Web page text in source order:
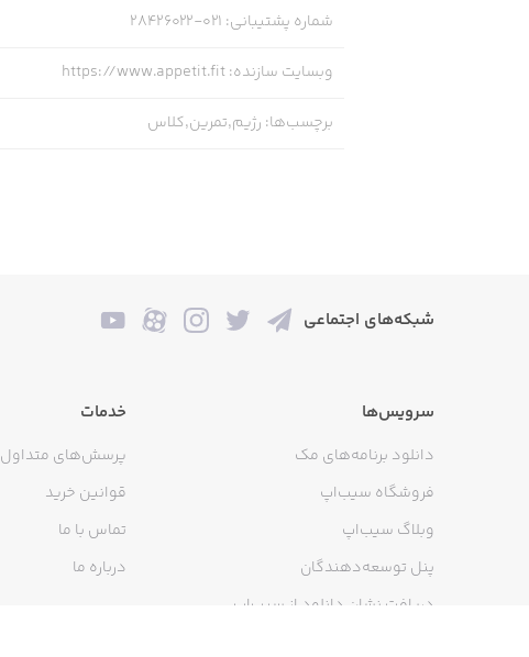
شماره پشتیبانی:
021-28426022
وبسایت سازنده:
https://www.appetit.fit
برچسب‌ها: رژیم,تمرین,کلاس
شبکه‌های اجتماعی
سرویس‌ها
دانلود برنامه‌های مک
فروشگاه سیب‌اپ
وبلاگ سیب‌اپ
پنل توسعه‌دهندگان
دریافت نشان دانلود از سیب‌اپ
خدمات
پرسش‌های متداول
قوانین خرید
تماس با ما
درباره ما